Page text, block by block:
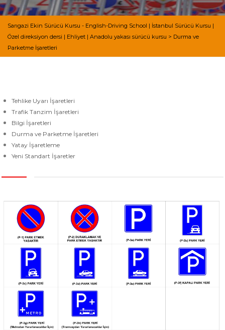
Sarıgazi Ekin Sürücü Kursu - English-Driving School | İstanbul Sürücü Kursu |
Özel direksiyon dersi | Ehliyet | Anadolu yakası sürücü kursu > Durma ve
Parketme İşaretleri
Tehlike Uyarı İşaretleri
Trafik Tanzim İşaretleri
Bilgi İşaretleri
Durma ve Parketme İşaretleri
Yatay İşaretleme
Yeni Standart İşaretler